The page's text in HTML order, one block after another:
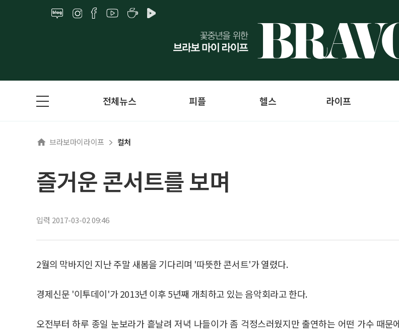
전체뉴스 피플 헬스 라이프
브라보마이라이프 컬처
즐거운 콘서트를 보며
입력 2017-03-02 09:46
2월의 막바지인 지난 주말 새봄을 기다리며 '따뜻한 콘서트'가 열렸다.
경제신문 '이투데이'가 2013년 이후 5년째 개최하고 있는 음악회라고 한다.
오전부터 하루 종일 눈보라가 흩날려 저녁 나들이가 좀 걱정스러웠지만 출연하는 어떤 가수 때문